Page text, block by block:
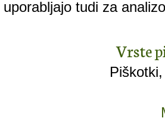
uporabljajo tudi za
Vrste